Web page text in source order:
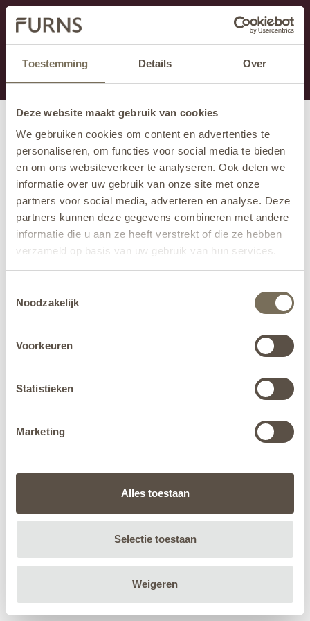
Toestemming Details Over
Deze website maakt gebruik van cookies
We gebruiken cookies om content en advertenties te
personaliseren, om functies voor social media te bieden
en om ons websiteverkeer te analyseren. Ook delen we
informatie over uw gebruik van onze site met onze
partners voor social media, adverteren en analyse. Deze
partners kunnen deze gegevens combineren met andere
informatie die u aan ze heeft verstrekt of die ze hebben
verzameld op basis van uw gebruik van hun services.
jehier.
Noodzakelijk
Voorkeuren
Statistieken
Marketing
Alles toestaan
Selectie toestaan
Weigeren
Cette section est actuellement en maintenance.
Si vous manquez des informations, vous pouvez nous
appeler au +31 413 395 295 ou nous envoyer un e-